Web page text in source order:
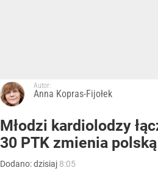
Autor:
Anna Kopras-Fijołek
Młodzi kardiolodzy
30 PTK zmienia
Dodano:dzisiaj 8:05